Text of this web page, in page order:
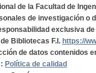
de la Facultad de
de investigación o
exclusiva
Bibliotecas F.I. https://
de datos contenidos
Política de calidad